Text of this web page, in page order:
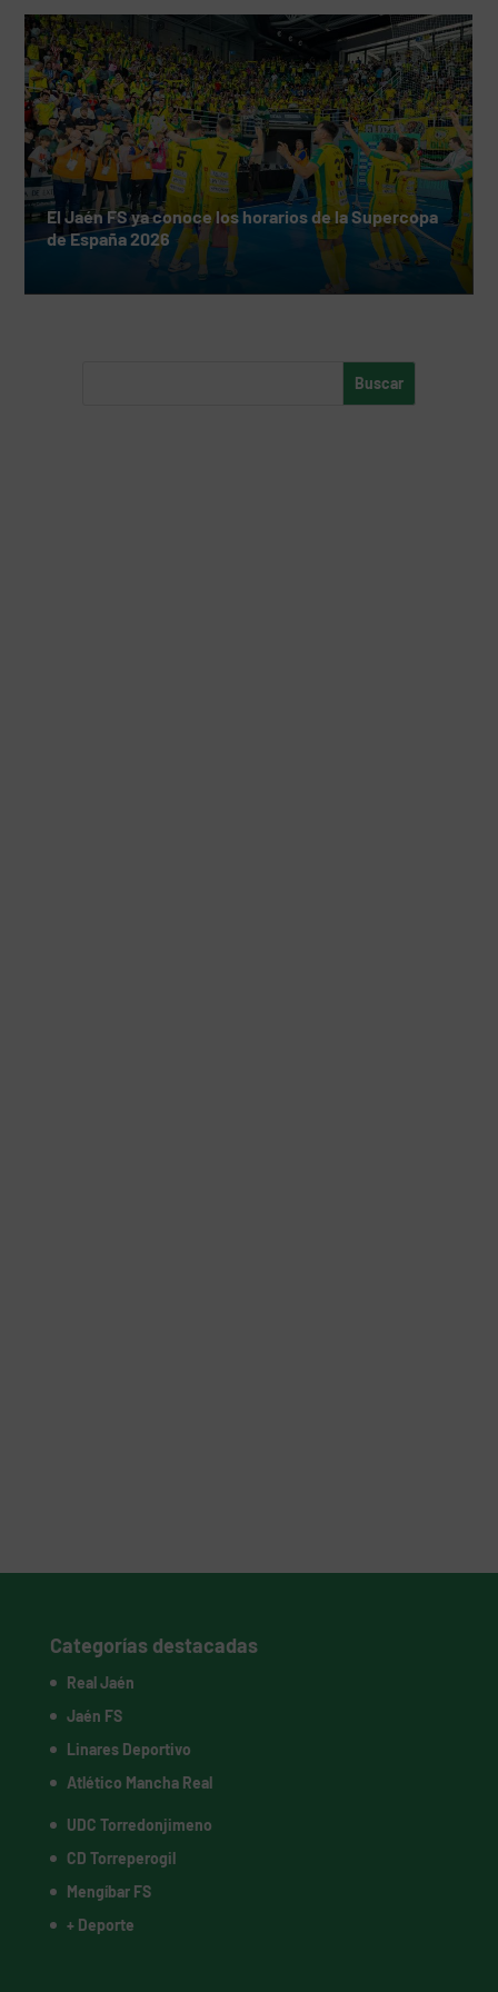
El Jaén FS ya conoce los horarios de la Supercopa
de España 2026
Categorías destacadas
Real Jaén
Jaén FS
Linares Deportivo
Atlético Mancha Real
UDC Torredonjimeno
CD Torreperogil
Mengíbar FS
+ Deporte